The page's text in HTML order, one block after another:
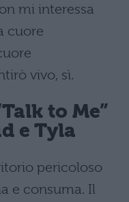
mi interessa
cuore
vivo, sì.
to Me”
e Tyla
pericoloso
e consuma. Il